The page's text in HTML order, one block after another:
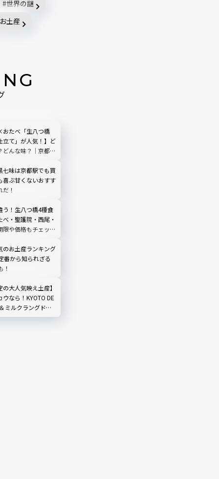
世界の謎
お土産
たべ「生八つ橋
立て」が人気！】ど
どんな味？｜京都お
七味は京都駅でも買
喜ぶ甘くないおすす
！
う！生八つ橋4種食
べ・聖護院・西尾・
限や価格もチェック
のお土産ランキング
番から知られざる
！
大人気映え土産】
なら！KYOTO DE
ミルクラングドシ